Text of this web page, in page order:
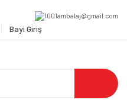
Bayi Giriş